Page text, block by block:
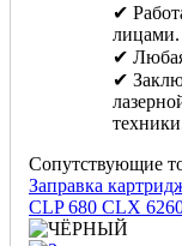
✔
лицами.
✔
✔
Сопутствующие
Заправка
CLP 680 CLX